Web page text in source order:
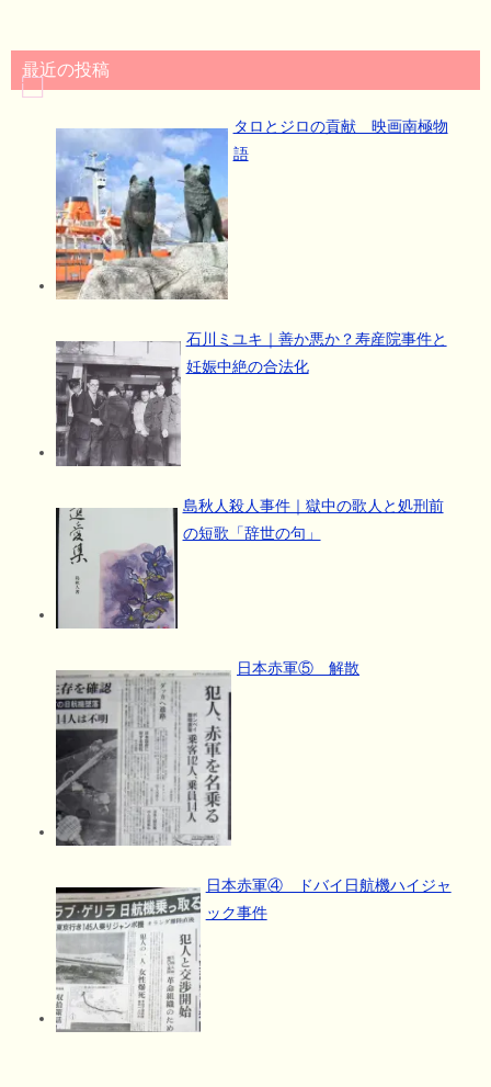
最近の投稿
タロとジロの貢献 映画南極物
語
石川ミユキ｜善か悪か？寿産院事件と
妊娠中絶の合法化
島秋人殺人事件｜獄中の歌人と処刑前
の短歌「辞世の句」
日本赤軍⑤ 解散
日本赤軍④ ドバイ日航機ハイジャ
ック事件